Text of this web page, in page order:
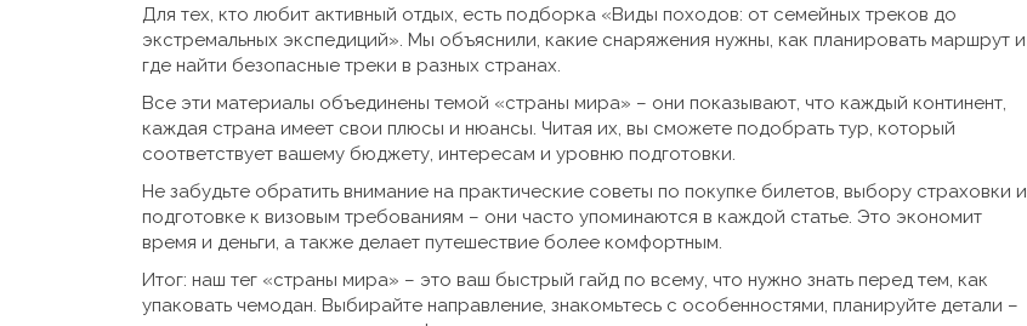
Для тех, кто любит активный отдых, есть подборка «Виды походов: от семейных треков до
экстремальных экспедиций». Мы объяснили, какие снаряжения нужны, как планировать маршрут и
где найти безопасные треки в разных странах.
Все эти материалы объединены темой «страны мира» – они показывают, что каждый континент,
каждая страна имеет свои плюсы и нюансы. Читая их, вы сможете подобрать тур, который
соответствует вашему бюджету, интересам и уровню подготовки.
Не забудьте обратить внимание на практические советы по покупке билетов, выбору страховки и
подготовке к визовым требованиям – они часто упоминаются в каждой статье. Это экономит
время и деньги, а также делает путешествие более комфортным.
Итог: наш тег «страны мира» – это ваш быстрый гайд по всему, что нужно знать перед тем, как
упаковать чемодан. Выбирайте направление, знакомьтесь с особенностями, планируйте детали –